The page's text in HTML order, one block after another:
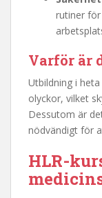
rutiner
Varför är
Utbildning i
olyckor, vilket
Dessutom är
nödvändigt för
HLR-